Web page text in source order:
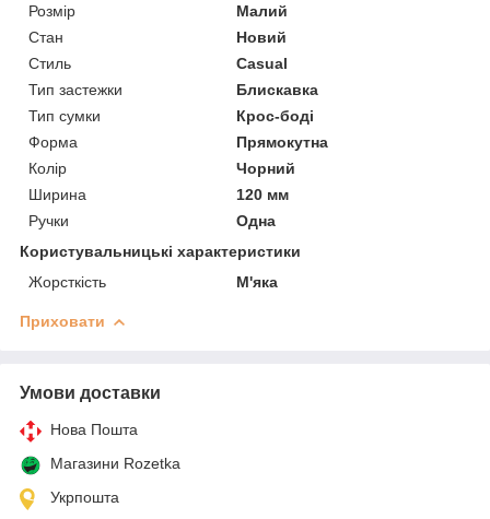
Розмір
Малий
Стан
Новий
Стиль
Casual
Тип застежки
Блискавка
Тип сумки
Крос-боді
Форма
Прямокутна
Колір
Чорний
Ширина
120 мм
Ручки
Одна
Користувальницькі характеристики
Жорсткість
М'яка
Приховати
Умови доставки
Нова Пошта
Магазини Rozetka
Укрпошта